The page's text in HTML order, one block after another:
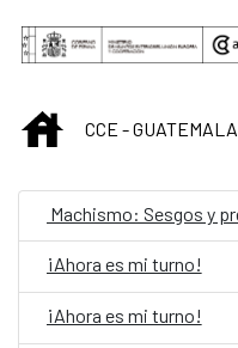
Skip to Main Content
INICIOCCE - GUATEMALA
¡Ahora es mi turno!
¡Ahora es mi turno!